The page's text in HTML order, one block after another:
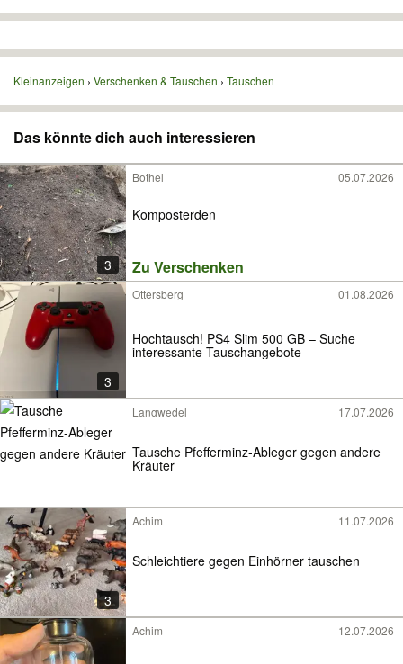
Kleinanzeigen Verschenken & Tauschen Tauschen
Das könnte dich auch interessieren
3
Bothel 05.07.2026
Komposterden
Zu Verschenken
3
Ottersberg 01.08.2026
Hochtausch! PS4 Slim 500 GB – Suche
interessante Tauschangebote
Langwedel 17.07.2026
Tausche Pfefferminz-Ableger gegen andere
Kräuter
3
Achim 11.07.2026
Schleichtiere gegen Einhörner tauschen
Achim 12.07.2026